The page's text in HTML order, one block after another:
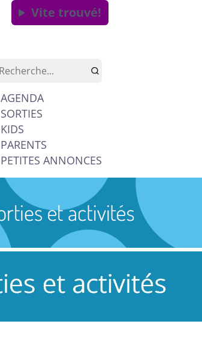
Vite trouvé!
AGENDA
SORTIES
KIDS
PARENTS
PETITES ANNONCES